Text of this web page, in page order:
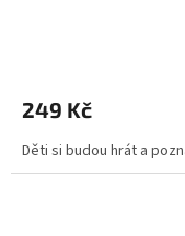
249 Kč
Děti si budou hrát a